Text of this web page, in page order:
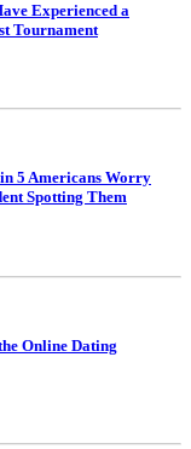
Experienced a
Tournament
in 5 Americans Worry
Spotting Them
Online Dating